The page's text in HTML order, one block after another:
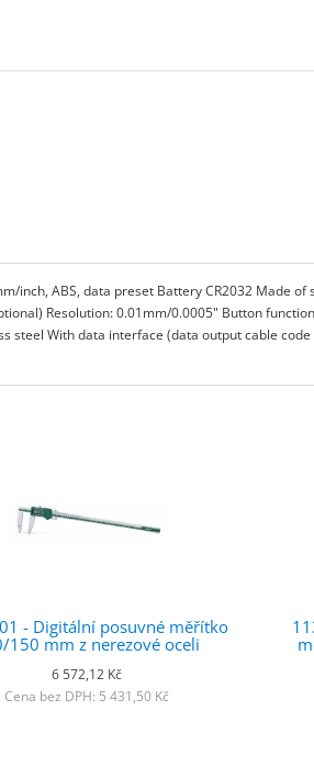
inch, ABS, data preset Battery CR2032 Made of
Resolution: 0.01mm/0.0005" Button
steel With data interface (data output cable
- Digitální posuvné měřítko
150 mm z nerezové oceli
6 572,12 Kč
Cena bez DPH: 5 431,50 Kč